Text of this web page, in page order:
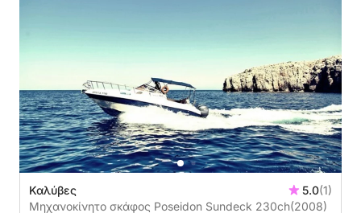
Καλύβες 5.0(1)
Μηχανοκίνητο σκάφος Poseidon Sundeck 230ch(2008)